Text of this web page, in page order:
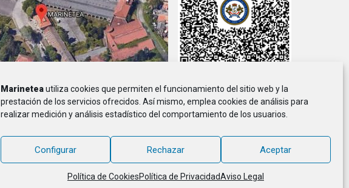
Marineteautiliza cookies que permiten el funcionamiento del sitio web y la
prestación de los servicios ofrecidos. Así mismo, emplea cookies de análisis para
realizar medición y análisis estadístico del comportamiento de los usuarios.
Aceptar
Rechazar
Configurar
Política de CookiesPolítica de PrivacidadAviso Legal
Aviso Legal Política de Privacidad Política de Cookies
MARINETEA, Asociación de Marineros de la E.T.E.A. y Armada, CIF G-36.916.328